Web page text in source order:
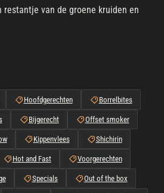
van de groene kruiden en
Hoofdgerechten Borrelbites
Bijgerecht Offset smoker
Kippenvlees Shichirin
Hot and Fast Voorgerechten
Specials Out of the box